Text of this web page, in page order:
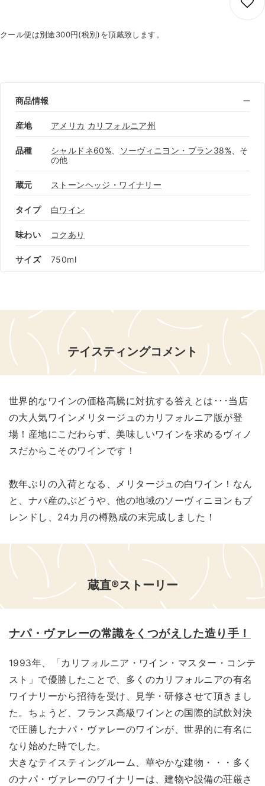
クール便は別途300円(税別)を頂戴致します。
商品情報
産地 アメリカ カリフォルニア州
品種 シャルドネ60% ソーヴィニヨン・ブラン38%、そ
の他
蔵元 ストーンヘッジ・ワイナリー
タイプ 白ワイン
味わい コクあり
サイズ 750ml
テイスティングコメント
世界的なワインの価格高騰に対抗する答えとは･･･当店
の大人気ワインメリタージュのカリフォルニア版が登
場！産地にこだわらず、美味しいワインを求めるヴィノ
スだからこそのワインです！
数年ぶりの入荷となる、メリタージュの白ワイン！なん
と、ナパ産のぶどうや、他の地域のソーヴィニヨンもブ
レンドし、24カ月の樽熟成の末完成しました！
蔵直®ストーリー
ナパ・ヴァレーの常識をくつがえした造り手！
1993年、「カリフォルニア・ワイン・マスター・コンテ
スト」で優勝したことで、多くのカリフォルニアの有名
ワイナリーから招待を受け、見学・研修させて頂きまし
た。ちょうど、フランス高級ワインとの国際的試飲対決
で圧勝したナパ・ヴァレーのワインが、世界的に有名に
なり始めた時でした。
大きなテイスティングルーム、華やかな建物・・・多く
のナパ・ヴァレーのワイナリーは、建物や設備の荘厳さ